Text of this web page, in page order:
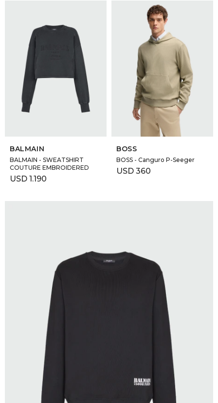
BALMAIN
BALMAIN - SWEATSHIRT
COUTURE EMBROIDERED
USD 1.190
SELECCIONAR TALLE
BOSS
BOSS - Canguro P-Seeger
USD 360